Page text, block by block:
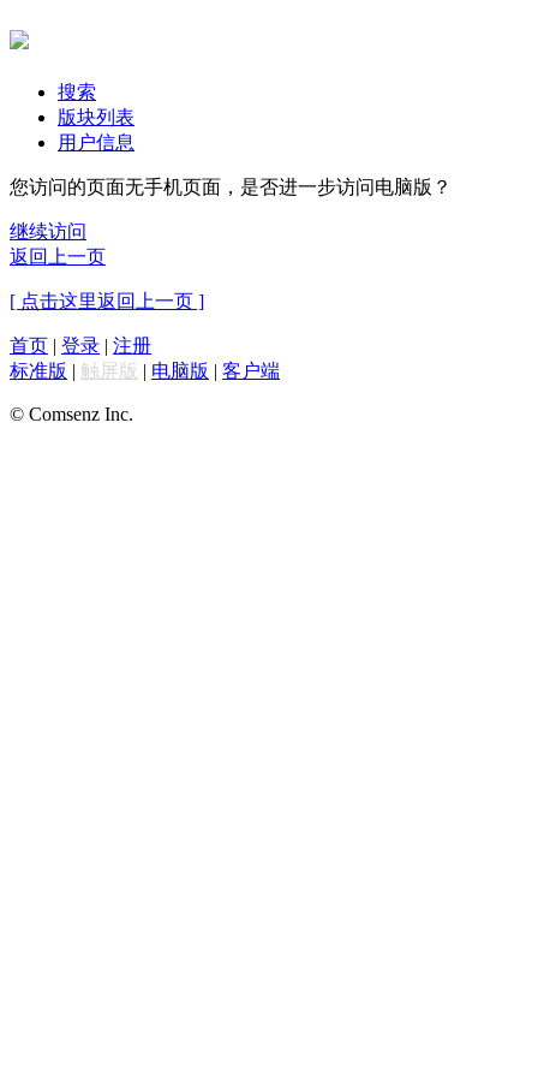
搜索
版块列表
用户信息
您访问的页面无手机页面，是否进一步访问电脑版？
继续访问
返回上一页
[ 点击这里返回上一页 ]
首页 | 登录 | 注册
标准版 | 触屏版 | 电脑版 | 客户端
© Comsenz Inc.